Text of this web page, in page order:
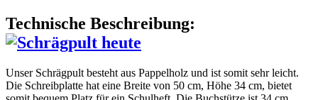
Technische Beschreibung:
Unser Schrägpult besteht aus Pappelholz und ist somit sehr leicht.
Die Schreibplatte hat eine Breite von 50 cm, Höhe 34 cm, bietet